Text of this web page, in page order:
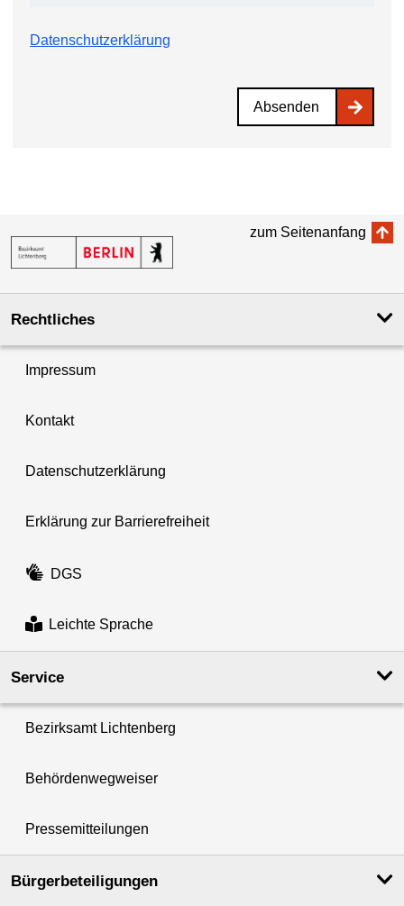
Datenschutzerklärung
Absenden
zum Seitenanfang
Rechtliches
Impressum
Kontakt
Datenschutzerklärung
Erklärung zur Barrierefreiheit
DGS
Leichte Sprache
Service
Bezirksamt Lichtenberg
Behördenwegweiser
Pressemitteilungen
Bürgerbeteiligungen